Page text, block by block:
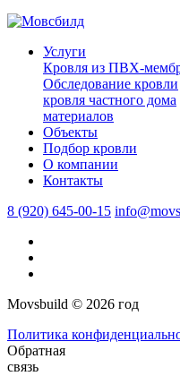
Услуги
Кровля из ПВХ-
Обследование кровли
кровля частного дома
материалов
Объекты
Подбор кровли
О компании
Контакты
8 (920) 645-00-15
Movsbuild © 2026 год
Политика
Обратная
связь